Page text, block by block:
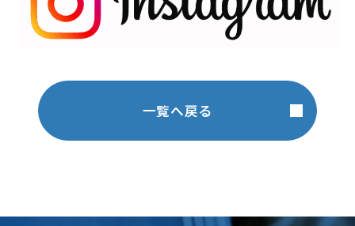
一覧へ戻る